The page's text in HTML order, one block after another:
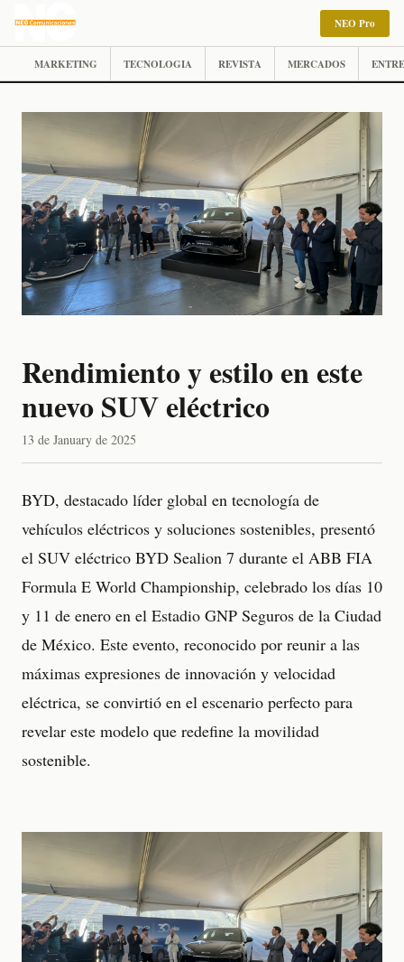
NEO Pro
MARKETING TECNOLOGIA REVISTA MERCADOS
Rendimiento y estilo en este
nuevo SUV eléctrico
13 de January de 2025
BYD, destacado líder global en tecnología de
vehículos eléctricos y soluciones sostenibles, presentó
el SUV eléctrico BYD Sealion 7 durante el ABB FIA
Formula E World Championship, celebrado los días 10
y 11 de enero en el Estadio GNP Seguros de la Ciudad
de México. Este evento, reconocido por reunir a las
máximas expresiones de innovación y velocidad
eléctrica, se convirtió en el escenario perfecto para
revelar este modelo que redefine la movilidad
sostenible.